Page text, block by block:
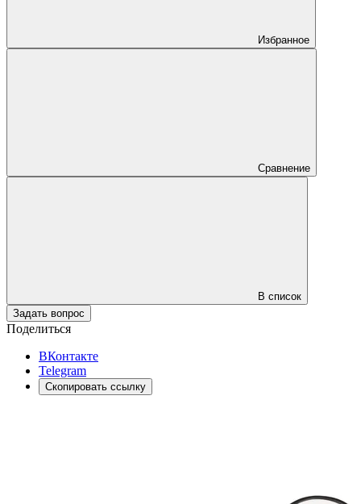
Избранное
Сравнение
В список
Задать вопрос
Поделиться
ВКонтакте
Telegram
Скопировать ссылку